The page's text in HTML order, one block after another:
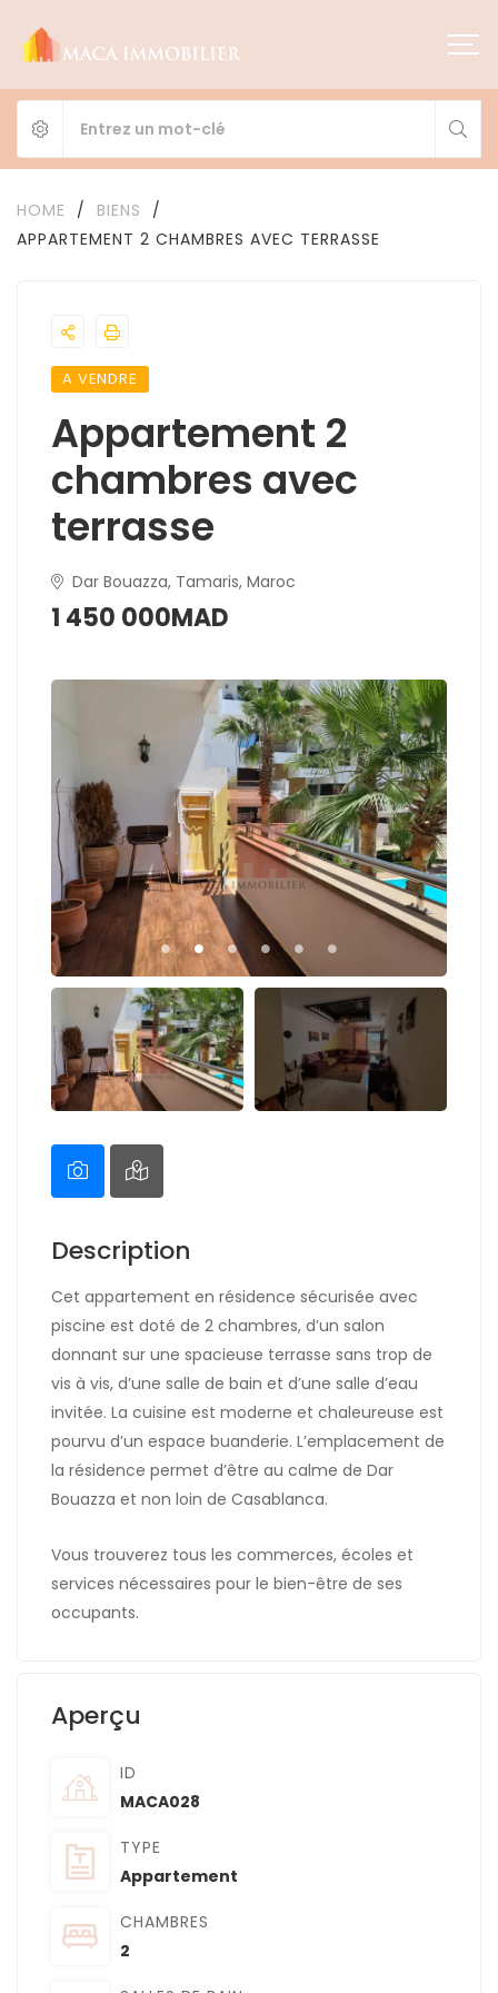
HOME / BIENS
/
APPARTEMENT 2 CHAMBRES AVEC TERRASSE
A VENDRE
Appartement 2
chambres avec
terrasse
Dar Bouazza, Tamaris, Maroc
1 450 000MAD
Description
Cet appartement en résidence sécurisée avec
piscine est doté de 2 chambres, d’un salon
donnant sur une spacieuse terrasse sans trop de
vis à vis, d’une salle de bain et d’une salle d’eau
invitée. La cuisine est moderne et chaleureuse est
pourvu d’un espace buanderie. L’emplacement de
la résidence permet d’être au calme de Dar
Bouazza et non loin de Casablanca.
Vous trouverez tous les commerces, écoles et
services nécessaires pour le bien-être de ses
occupants.
Aperçu
ID
MACA028
TYPE
Appartement
CHAMBRES
2